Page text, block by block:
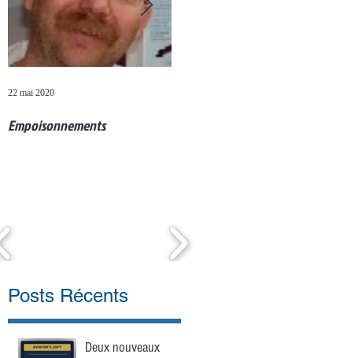
Empoisonnements
22 mai 2020
Posts Récents
Deux nouveaux